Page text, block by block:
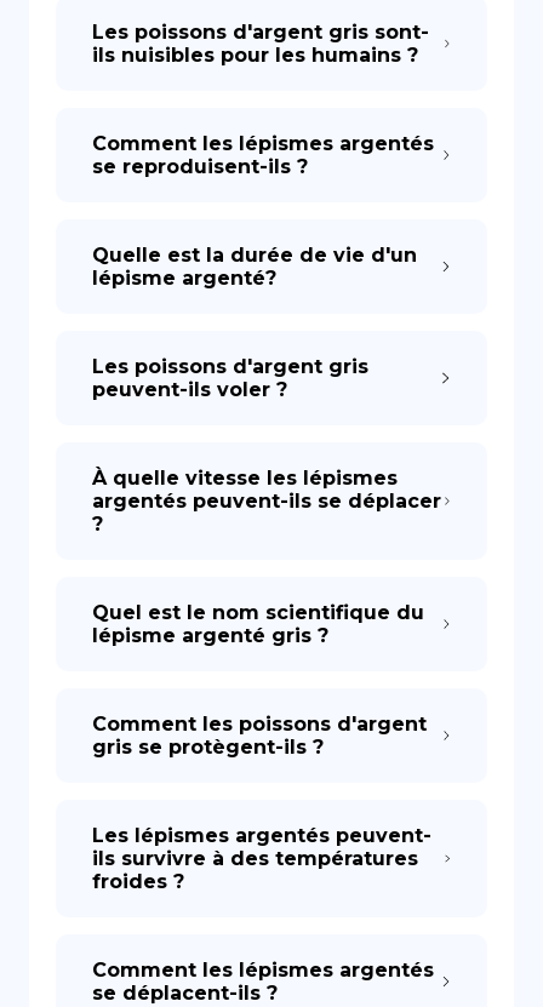
Les poissons d'argent gris sont-
ils nuisibles pour les humains ?
Comment les lépismes argentés
se reproduisent-ils ?
Quelle est la durée de vie d'un
lépisme argenté?
Les poissons d'argent gris
peuvent-ils voler ?
À quelle vitesse les lépismes
argentés peuvent-ils se déplacer
?
Quel est le nom scientifique du
lépisme argenté gris ?
Comment les poissons d'argent
gris se protègent-ils ?
Les lépismes argentés peuvent-
ils survivre à des températures
froides ?
Comment les lépismes argentés
se déplacent-ils ?